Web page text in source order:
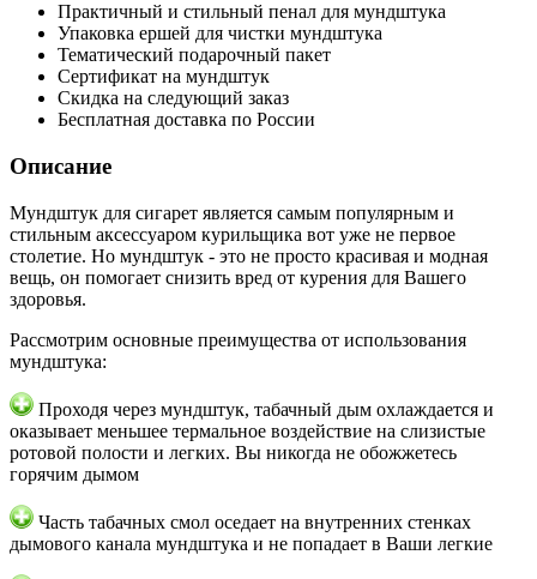
Практичный и стильный пенал для мундштука
Упаковка ершей для чистки мундштука
Тематический подарочный пакет
Сертификат на мундштук
Скидка на следующий заказ
Бесплатная доставка по России
Описание
Мундштук для сигарет является самым популярным и
стильным аксессуаром курильщика вот уже не первое
столетие. Но мундштук - это не просто красивая и модная
вещь, он помогает снизить вред от курения для Вашего
здоровья.
Рассмотрим основные преимущества от использования
мундштука:
Проходя через мундштук, табачный дым охлаждается и
оказывает меньшее термальное воздействие на слизистые
ротовой полости и легких. Вы никогда не обожжетесь
горячим дымом
Часть табачных смол оседает на внутренних стенках
дымового канала мундштука и не попадает в Ваши легкие